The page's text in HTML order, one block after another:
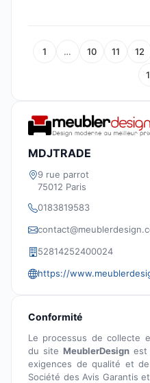
1 … 10 11 12
MDJTRADE
9 rue parrot
75012 Paris
0183819583
52814252400024
https://
Conformité
Le processus de collecte
du siteMeublerDesign est
exigences de qualité et
Société des Avis Garantis